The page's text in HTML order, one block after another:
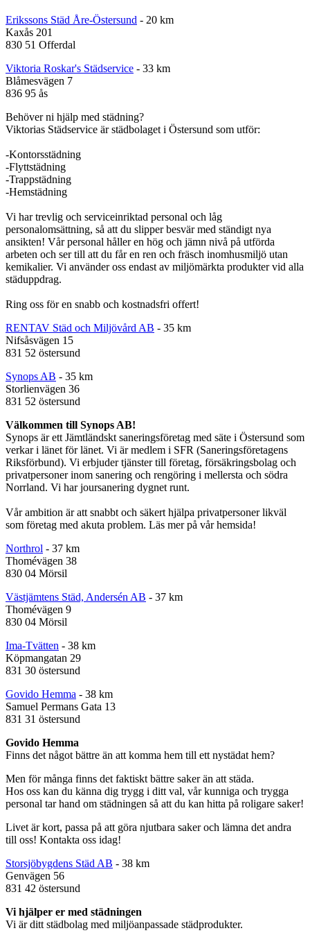
Erikssons Städ Åre-Östersund - 20 km
Kaxås 201
830 51 Offerdal
Viktoria Roskar's Städservice - 33 km
Blåmesvägen 7
836 95 ås
Behöver ni hjälp med städning?
Viktorias Städservice är städbolaget i Östersund som utför:
-Kontorsstädning
-Flyttstädning
-Trappstädning
-Hemstädning
Vi har trevlig och serviceinriktad personal och låg
personalomsättning, så att du slipper besvär med ständigt nya
ansikten! Vår personal håller en hög och jämn nivå på utförda
arbeten och ser till att du får en ren och fräsch inomhusmiljö utan
kemikalier. Vi använder oss endast av miljömärkta produkter vid alla
städuppdrag.
Ring oss för en snabb och kostnadsfri offert!
RENTAV Städ och Miljövård AB - 35 km
Nifsåsvägen 15
831 52 östersund
Synops AB - 35 km
Storlienvägen 36
831 52 östersund
Välkommen till Synops AB!
Synops är ett Jämtländskt saneringsföretag med säte i Östersund som
verkar i länet för länet. Vi är medlem i SFR (Saneringsföretagens
Riksförbund). Vi erbjuder tjänster till företag, försäkringsbolag och
privatpersoner inom sanering och rengöring i mellersta och södra
Norrland. Vi har joursanering dygnet runt.
Vår ambition är att snabbt och säkert hjälpa privatpersoner likväl
som företag med akuta problem. Läs mer på vår hemsida!
Northrol - 37 km
Thomévägen 38
830 04 Mörsil
Västjämtens Städ, Andersén AB - 37 km
Thomévägen 9
830 04 Mörsil
Ima-Tvätten - 38 km
Köpmangatan 29
831 30 östersund
Govido Hemma - 38 km
Samuel Permans Gata 13
831 31 östersund
Govido Hemma
Finns det något bättre än att komma hem till ett nystädat hem?
Men för många finns det faktiskt bättre saker än att städa.
Hos oss kan du känna dig trygg i ditt val, vår kunniga och trygga
personal tar hand om städningen så att du kan hitta på roligare saker!
Livet är kort, passa på att göra njutbara saker och lämna det andra
till oss! Kontakta oss idag!
Storsjöbygdens Städ AB - 38 km
Genvägen 56
831 42 östersund
Vi hjälper er med städningen
Vi är ditt städbolag med miljöanpassade städprodukter.